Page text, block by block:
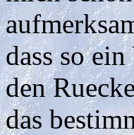
dass so
den
das